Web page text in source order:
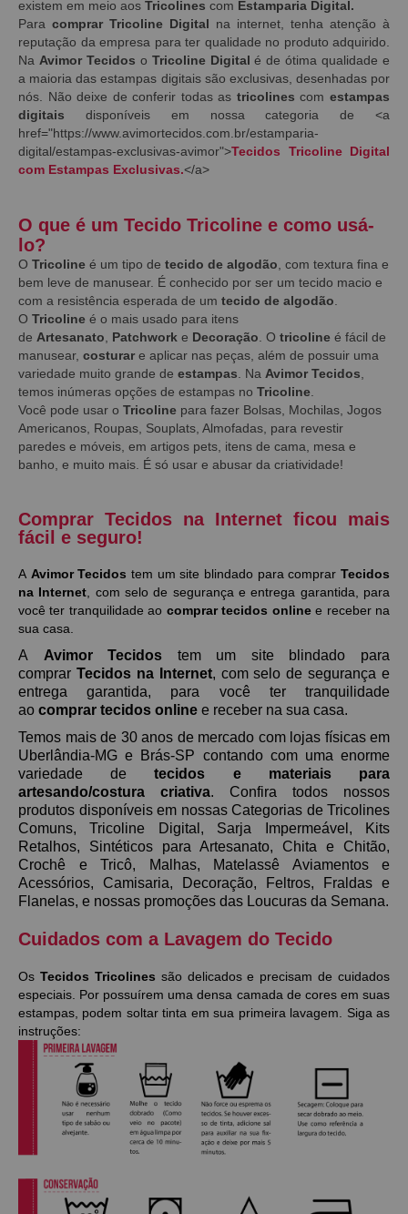
existem em meio aos Tricolines com Estamparia Digital.
Para comprar Tricoline Digital na internet, tenha atenção à
reputação da empresa para ter qualidade no produto adquirido.
Na Avimor Tecidos o Tricoline Digital é de ótima qualidade e
a maioria das estampas digitais são exclusivas, desenhadas por
nós. Não deixe de conferir todas as tricolinescomestampas
digitais disponíveis em nossa categoria de <a
href="https://www.avimortecidos.com.br/estamparia-
digital/estampas-exclusivas-avimor">Tecidos Tricoline Digital
com Estampas Exclusivas.</a>
O que é um Tecido Tricoline e como usá-
lo?
O Tricoline é um tipo de tecido de algodão , com textura fina e
bem leve de manusear. É conhecido por ser um tecido macio e
com a resistência esperada de um tecido de algodão
O Tricoline é o mais usado para itens
de Artesanato Patchwork e Decoração . O tricoline é fácil de
manusear, costurar e aplicar nas peças, além de possuir uma
variedade muito grande de estampas . Na Avimor Tecidos
temos inúmeras opções de estampas no Tricoline
Você pode usar o Tricoline para fazer Bolsas, Mochilas, Jogos
Americanos, Roupas, Souplats, Almofadas, para revestir
paredes e móveis, em artigos pets, itens de cama, mesa e
banho, e muito mais. É só usar e abusar da criatividade!
Comprar Tecidos na Internet ficou mais
fácil e seguro!
A Avimor Tecidos tem um site blindado para comprarTecidos
na Internet , com selo de segurança e entrega garantida, para
você ter tranquilidade ao comprar tecidos onlinee receber na
sua casa.
A Avimor Tecidos tem um site blindado para
comprar Tecidos na Internet, com selo de segurança e
entrega garantida, para você ter tranquilidade
ao comprar tecidos online e receber na sua casa.
Temos mais de 30 anos de mercado com lojas físicas em
Uberlândia-MG e Brás-SP contando com uma enorme
variedade detecidos e materiais para
artesando/costura criativa. Confira todos nossos
produtos disponíveis em nossas Categorias de Tricolines
Comuns, Tricoline Digital, Sarja Impermeável, Kits
Retalhos, Sintéticos para Artesanato, Chita e Chitão,
Crochê e Tricô, Malhas, Matelassê Aviamentos e
Acessórios, Camisaria, Decoração, Feltros, Fraldas e
Flanelas, e nossas promoções das Loucuras da Semana.
Cuidados com a Lavagem do Tecido
Os Tecidos Tricolines são delicados e precisam de cuidados
especiais. Por possuírem uma densa camada de cores em suas
estampas, podem soltar tinta em sua primeira lavagem. Siga as
instruções: